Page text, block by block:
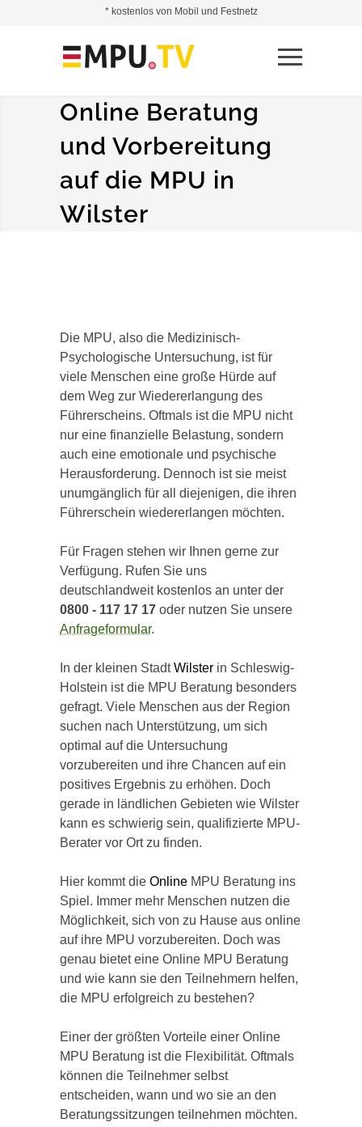
Online Beratung
und Vorbereitung
auf die MPU in
Wilster
Die MPU, also die Medizinisch-
Psychologische Untersuchung, ist für
viele Menschen eine große Hürde auf
dem Weg zur Wiedererlangung des
Führerscheins. Oftmals ist die MPU nicht
nur eine finanzielle Belastung, sondern
auch eine emotionale und psychische
Herausforderung. Dennoch ist sie meist
unumgänglich für all diejenigen, die ihren
Führerschein wiedererlangen möchten.
Für Fragen stehen wir Ihnen gerne zur
Verfügung. Rufen Sie uns
deutschlandweit kostenlos an unter der
0800 - 117 17 17 oder nutzen Sie unsere
Anfrageformular.
In der kleinen StadtWilster in Schleswig-
Holstein ist die MPU Beratung besonders
gefragt. Viele Menschen aus der Region
suchen nach Unterstützung, um sich
optimal auf die Untersuchung
vorzubereiten und ihre Chancen auf ein
positives Ergebnis zu erhöhen. Doch
gerade in ländlichen Gebieten wie Wilster
kann es schwierig sein, qualifizierte MPU-
Berater vor Ort zu finden.
Hier kommt die Online MPU Beratung ins
Spiel. Immer mehr Menschen nutzen die
Möglichkeit, sich von zu Hause aus online
auf ihre MPU vorzubereiten. Doch was
genau bietet eine Online MPU Beratung
und wie kann sie den Teilnehmern helfen,
die MPU erfolgreich zu bestehen?
Einer der größten Vorteile einer Online
MPU Beratung ist die Flexibilität. Oftmals
können die Teilnehmer selbst
entscheiden, wann und wo sie an den
Beratungssitzungen teilnehmen möchten.
* kostenlos von Mobil und Festnetz